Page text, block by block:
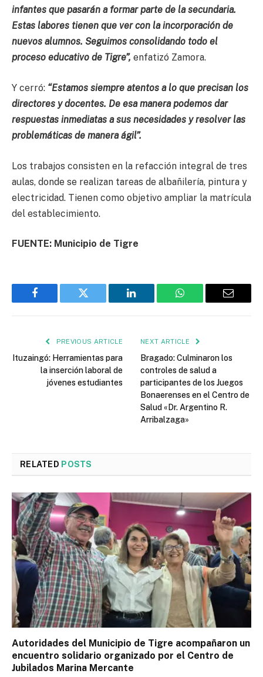
infantes que pasarán a formar parte de la secundaria.
Estas labores tienen que ver con la incorporación de
nuevos alumnos. Seguimos consolidando todo el
proceso educativo de Tigre”, enfatizó Zamora.
Y cerró: “Estamos siempre atentos a lo que precisan los
directores y docentes. De esa manera podemos dar
respuestas inmediatas a sus necesidades y resolver las
problemáticas de manera ágil”.
Los trabajos consisten en la refacción integral de tres
aulas, donde se realizan tareas de albañilería, pintura y
electricidad. Tienen como objetivo ampliar la matrícula
del establecimiento.
FUENTE: Municipio de Tigre
Facebook Twitter LinkedIn WhatsApp Email
PREVIOUS ARTICLE
Ituzaingó: Herramientas para
la inserción laboral de
jóvenes estudiantes
NEXT ARTICLE
Bragado: Culminaron los
controles de salud a
participantes de los Juegos
Bonaerenses en el Centro de
Salud «Dr. Argentino R.
Arribalzaga»
RELATED POSTS
Autoridades del Municipio de Tigre acompañaron un
encuentro solidario organizado por el Centro de
Jubilados Marina Mercante